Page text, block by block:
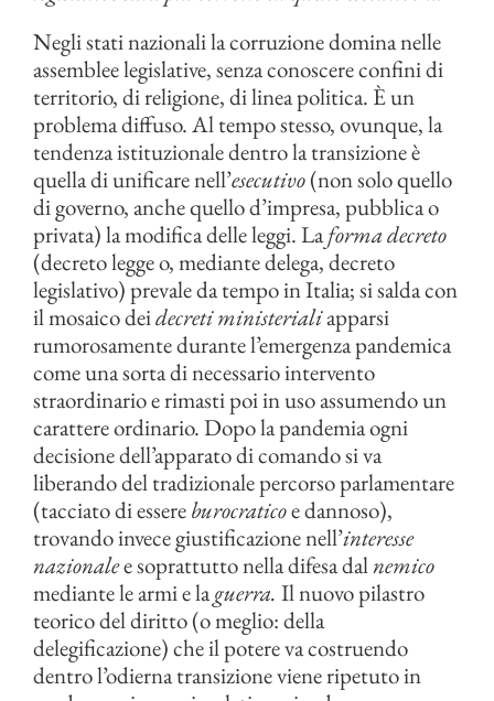
Negli stati nazionali la corruzione domina nelle
assemblee legislative, senza conoscere confini di
territorio, di religione, di linea politica. È un
problema diffuso. Al tempo stesso, ovunque, la
tendenza istituzionale dentro la transizione è
quella di unificare nell’esecutivo(non solo quello
di governo, anche quello d’impresa, pubblica o
privata) la modifica delle leggi. Laforma decreto
(decreto legge o, mediante delega, decreto
legislativo) prevale da tempo in Italia; si salda con
il mosaico deidecreti ministerialiapparsi
rumorosamente durante l’emergenza pandemica
come una sorta di necessario intervento
straordinario e rimasti poi in uso assumendo un
carattere ordinario. Dopo la pandemia ogni
decisione dell’apparato di comando si va
liberando del tradizionale percorso parlamentare
(tacciato di essereburocraticoe dannoso),
trovando invece giustificazione nell’interesse
nazionalee soprattutto nella difesa dalnemico
mediante le armi e laguerra. Il nuovo pilastro
teorico del diritto (o meglio: della
delegificazione) che il potere va costruendo
dentro l’odierna transizione viene ripetuto in